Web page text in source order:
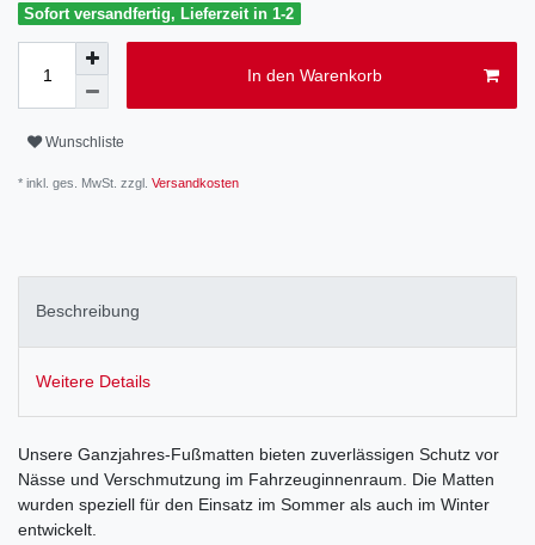
Sofort versandfertig, Lieferzeit in 1-2
In den Warenkorb
Wunschliste
* inkl. ges. MwSt. zzgl. Versandkosten
Beschreibung
Weitere Details
Unsere Ganzjahres-Fußmatten bieten zuverlässigen Schutz vor
Nässe und Verschmutzung im Fahrzeuginnenraum. Die Matten
wurden speziell für den Einsatz im Sommer als auch im Winter
entwickelt.